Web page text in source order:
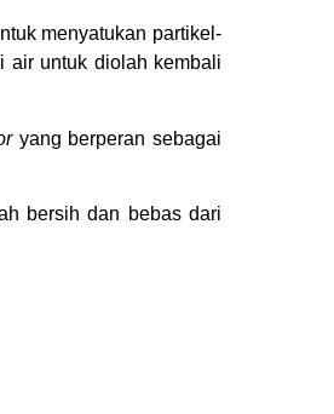
menyatukan partikel-
air untuk diolah kembali
yang berperan sebagai
bersih dan bebas dari